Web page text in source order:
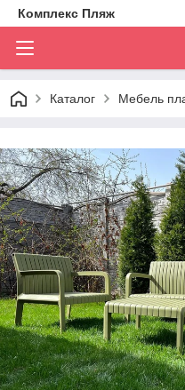
Комплекс Пляж
Каталог Мебель